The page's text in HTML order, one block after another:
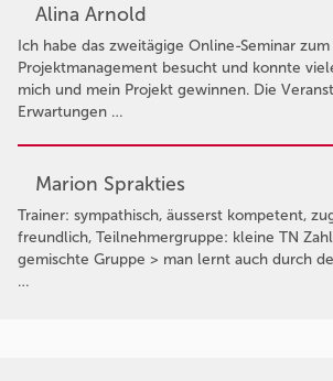
Alina Arnold
Ich habe das zweitägige Online-Seminar
Projektmanagement besucht und konnte
mich und mein Projekt gewinnen. Die
Erwartungen …
Marion Sprakties
Trainer: sympathisch, äusserst kompetent,
freundlich, Teilnehmergruppe: kleine TN
gemischte Gruppe > man lernt auch durch
…